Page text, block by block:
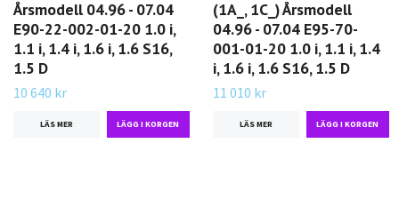
Årsmodell 04.96 - 07.04
E90-22-002-01-20 1.0 i,
1.1 i, 1.4 i, 1.6 i, 1.6 S16,
1.5 D
10 640 kr
LÄS MER
(1A_, 1C_) Årsmodell
04.96 - 07.04 E95-70-
001-01-20 1.0 i, 1.1 i, 1.4
i, 1.6 i, 1.6 S16, 1.5 D
11 010 kr
LÄS MER